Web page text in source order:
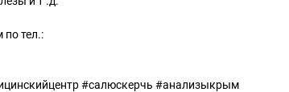
по тел.:
#салюскерчь #анализыкрым